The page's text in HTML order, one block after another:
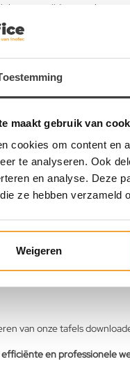
maakt gebruik van
cookies om content en
te analyseren. Ook
en analyse. Deze
ze hebben verzameld
Weigeren
tijd en maakt
cm)
PVC-stootrand
veelzijdigheid. Of u nu
zoekt — deze tafel
past.
van onze tafels
en professionele